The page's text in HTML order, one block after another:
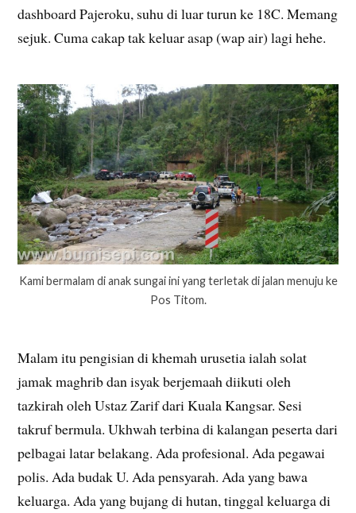
dashboard Pajeroku, suhu di luar turun ke 18C. Memang
sejuk. Cuma cakap tak keluar asap (wap air) lagi hehe.
Kami bermalam di anak sungai ini yang terletak di jalan menuju ke
Pos Titom.
Malam itu pengisian di khemah urusetia ialah solat
jamak maghrib dan isyak berjemaah diikuti oleh
tazkirah oleh Ustaz Zarif dari Kuala Kangsar. Sesi
takruf bermula. Ukhwah terbina di kalangan peserta dari
pelbagai latar belakang. Ada profesional. Ada pegawai
polis. Ada budak U. Ada pensyarah. Ada yang bawa
keluarga. Ada yang bujang di hutan, tinggal keluarga di